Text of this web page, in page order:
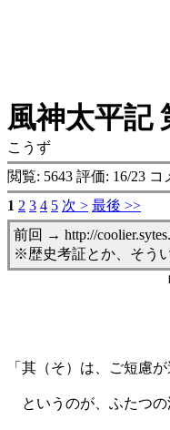
風神太平記
こうず
閲覧: 5643 評価: 16/23 コ
1 2 3 4 5 次 > 最後 >>
前回 → http://
※歴史考証とか、そう
「其（そ）は、ご短慮が
というのが、ふたつの